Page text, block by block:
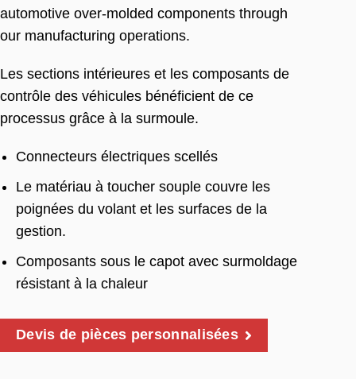
automotive over-molded components through
our manufacturing operations.
Les sections intérieures et les composants de
contrôle des véhicules bénéficient de ce
processus grâce à la surmoule.
Connecteurs électriques scellés
Le matériau à toucher souple couvre les
poignées du volant et les surfaces de la
gestion.
Composants sous le capot avec surmoldage
résistant à la chaleur
Devis de pièces personnalisées